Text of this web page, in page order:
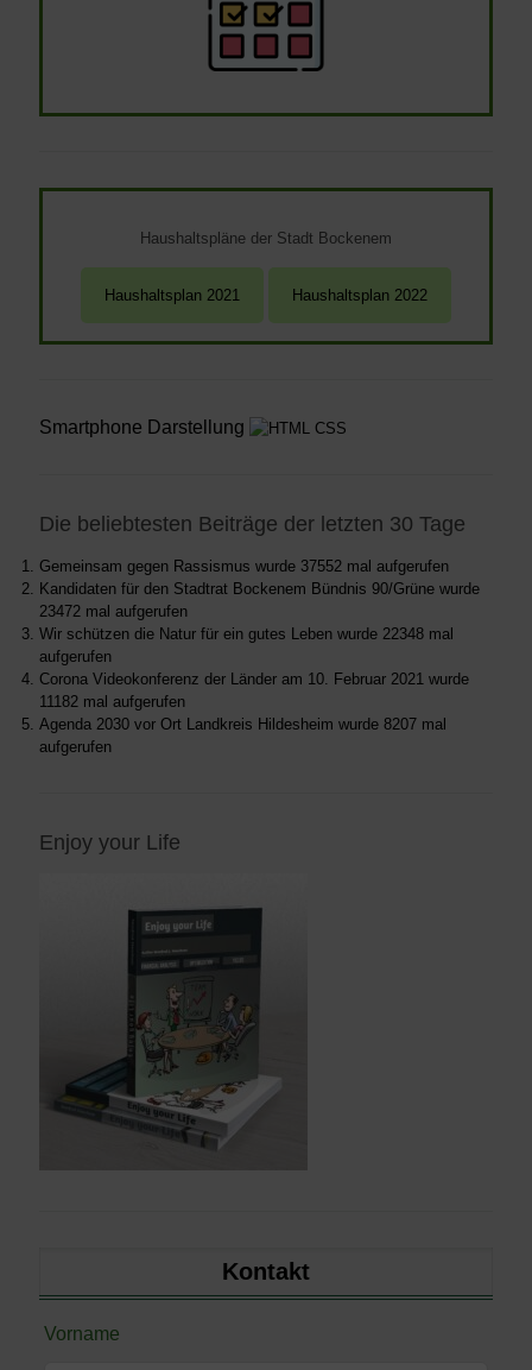
Haushaltspläne der Stadt Bockenem
Smartphone Darstellung
Die beliebtesten Beiträge der letzten 30 Tage
Gemeinsam gegen Rassismus wurde 37552 mal aufgerufen
Kandidaten für den Stadtrat Bockenem Bündnis 90/Grüne wurde
23472 mal aufgerufen
Wir schützen die Natur für ein gutes Leben wurde 22348 mal
aufgerufen
Corona Videokonferenz der Länder am 10. Februar 2021 wurde
11182 mal aufgerufen
Agenda 2030 vor Ort Landkreis Hildesheim wurde 8207 mal
aufgerufen
Enjoy your Life
Kontakt
Lass
Vorname